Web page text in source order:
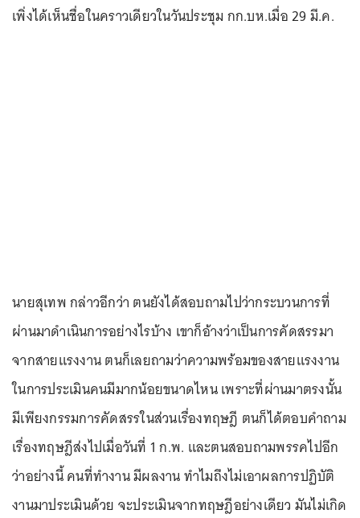
เพิ่งได้เห็นชื่อในคราวเดียวในวันประชุม กก.บห.เมื่อ 29 มี.ค.
นายสุเทพ กล่าวอีกว่า ตนยังได้สอบถามไปว่ากระบวนการที่
ผ่านมาดำเนินการอย่างไรบ้าง เขาก็อ้างว่าเป็นการคัดสรรมา
จากสายแรงงาน ตนก็เลยถามว่าความพร้อมของสายแรงงาน
ในการประเมินคนมีมากน้อยขนาดไหน เพราะที่ผ่านมาตรงนั้น
มีเพียงกรรมการคัดสรรในส่วนเรื่องทฤษฎี ตนก็ได้ตอบคำถาม
เรื่องทฤษฎีส่งไปเมื่อวันที่ 1 ก.พ. และตนสอบถามพรรคไปอีก
ว่าอย่างนี้ คนที่ทำงาน มีผลงาน ทำไมถึงไม่เอาผลการปฏิบัติ
งานมาประเมินด้วย จะประเมินจากทฤษฎีอย่างเดียว มันไม่เกิด